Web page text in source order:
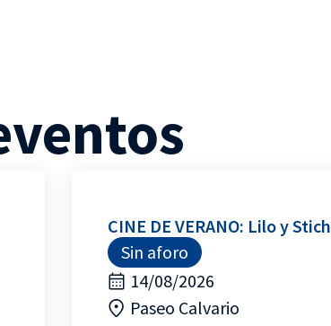
CINE DE VERANO: Lilo y Stich
Sin aforo
14/08/2026
Paseo Calvario